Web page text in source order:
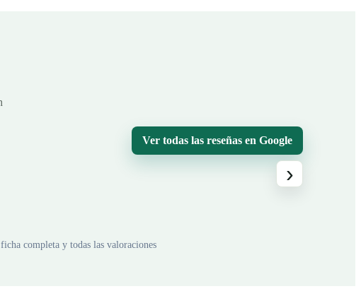
Ver todas las reseñas en Google
›
completa y todas las valoraciones